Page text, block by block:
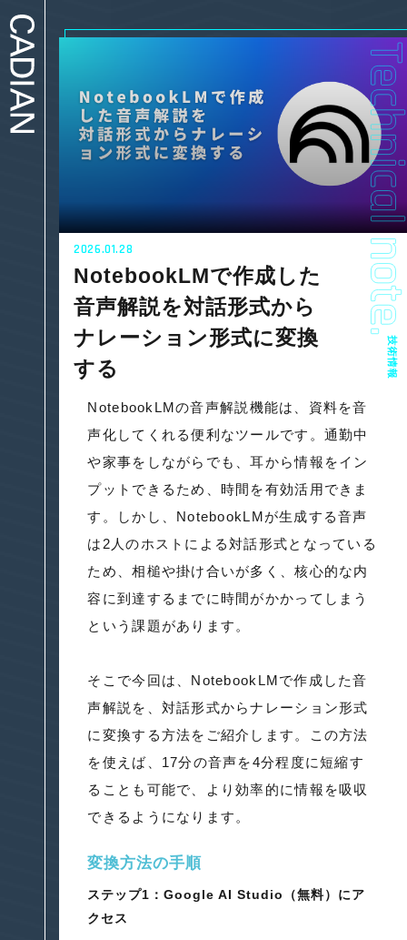
2026.01.28
NotebookLMで作成した
音声解説を対話形式から
ナレーション形式に変換
する
技術情報
NotebookLMの音声解説機能は、資料を音
声化してくれる便利なツールです。通勤中
や家事をしながらでも、耳から情報をイン
プットできるため、時間を有効活用できま
す。しかし、NotebookLMが生成する音声
は2人のホストによる対話形式となっている
ため、相槌や掛け合いが多く、核心的な内
容に到達するまでに時間がかかってしまう
という課題があります。
そこで今回は、NotebookLMで作成した音
声解説を、対話形式からナレーション形式
に変換する方法をご紹介します。この方法
を使えば、17分の音声を4分程度に短縮す
ることも可能で、より効率的に情報を吸収
できるようになります。
変換方法の手順
ステップ1：Google AI Studio（無料）にア
クセス